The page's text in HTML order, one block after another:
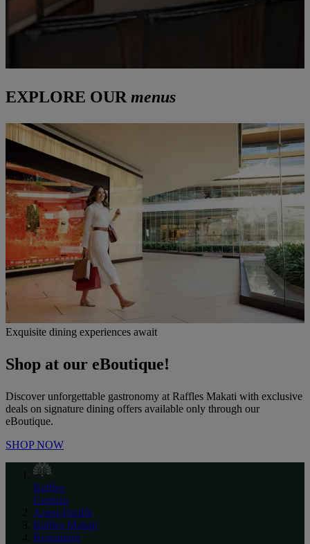
EXPLORE OUR menus
Exquisite dining experiences await
Shop at our eBoutique!
Discover unforgettable gastronomy at Raffles Makati with exclusive
deals on signature dining offers available only through our
eBoutique.
SHOP NOW
Raffles
German
Asien-Pazifik
Raffles Makati
Restaurant